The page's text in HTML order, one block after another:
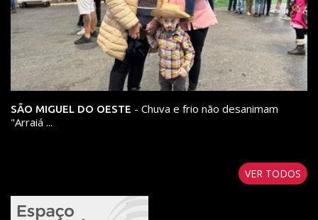
SÃO MIGUEL DO OESTE - Chuva e frio não desanimam
"Arraiá ...
VER TODOS